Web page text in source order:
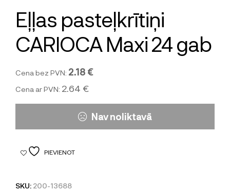
Eļļas pasteļkrītiņi
CARIOCA Maxi 24 gab
Cena bez PVN: 2.18 €
Cena ar PVN: 2.64 €
Nav noliktavā
PIEVIENOT
SKU: 200-13688